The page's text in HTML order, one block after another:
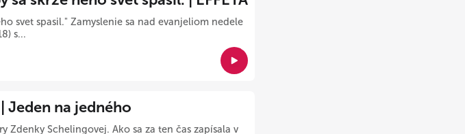
svet spasil." Zamyslenie sa nad evanjeliom nedele
s...
| Jeden na jedného
Zdenky Schelingovej. Ako sa za ten čas zapísala v